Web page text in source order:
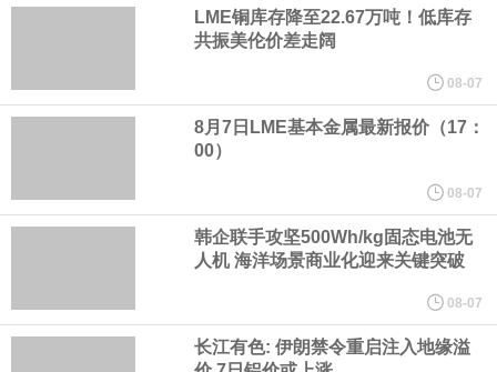
用人形机器人、四足机器人等产品。
美国总统特朗普6日否认他对国防部长赫格塞思不满，称对赫格塞思
所做的工作“非常满意”。特朗普在社交媒体上发帖称，一些媒体有关
他与赫格塞思就弹药短缺问题发生冲突的报道是“完全没有根据的谣
言”，他对赫格塞思所做的工作“非常满意”。
据报道，威刚近日在法说会上表示，在需求增加、价格走高及货源
LME铜库存降至22.67万吨！低库存
共振美伦价差走阔
08-07
8月7日LME基本金属最新报价（17：
00）
08-07
韩企联手攻坚500Wh/kg固态电池无
人机 海洋场景商业化迎来关键突破
08-07
长江有色: 伊朗禁令重启注入地缘溢